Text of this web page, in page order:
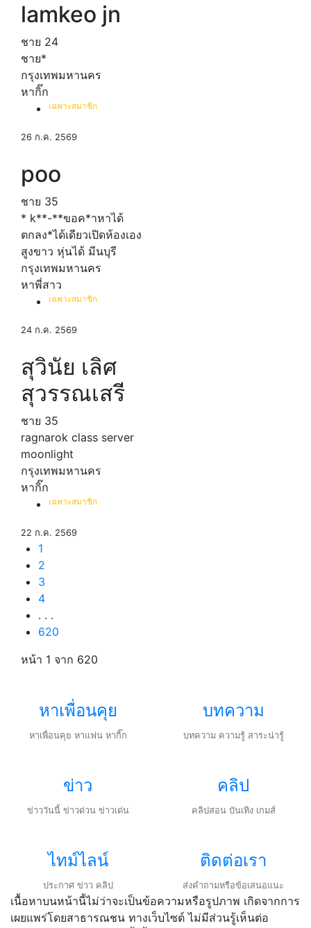
lamkeo jn
ชาย 24
ชาย*
กรุงเทพมหานคร
หากิ๊ก
เฉพาะสมาชิก
26 ก.ค. 2569
poo
ชาย 35
* k**-**ขอค*าหาได้
ตกลง*ได้เดียวเปิดห้องเอง
สูงขาว หุ่นได้ มีนบุรี
กรุงเทพมหานคร
หาพี่สาว
เฉพาะสมาชิก
24 ก.ค. 2569
สุวินัย เลิศ
สุวรรณเสรี
ชาย 35
ragnarok class server
moonlight
กรุงเทพมหานคร
หากิ๊ก
เฉพาะสมาชิก
22 ก.ค. 2569
1
2
3
4
. . .
620
หน้า 1 จาก 620
หาเพื่อนคุย
หาเพื่อนคุย หาแฟน หากิ๊ก
บทความ
บทความ ความรู้ สาระน่ารู้
ข่าว
ข่าววันนี้ ข่าวด่วน ข่าวเด่น
คลิป
คลิปสอน บันเทิง เกมส์
ไทม์ไลน์
ประกาศ ข่าว คลิป
ติดต่อเรา
ส่งคำถามหรือข้อเสนอแนะ
เนื้อหาบนหน้านี้ไม่ว่าจะเป็นข้อความหรือรูปภาพ เกิดจากการ
เผยแพร่โดยสาธารณชน ทางเว็บไซต์ ไม่มีส่วนรู้เห็นต่อ